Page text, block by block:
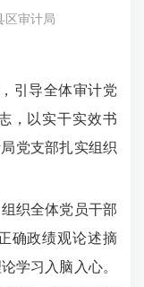
区审计局
引导全体审计党
，以实干实效书
党支部扎实组织
织全体党员干部
确政绩观论述摘
学习入脑入心。